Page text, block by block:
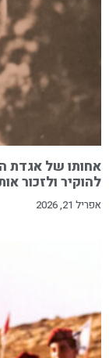
אחותו של אגדת
להוקיר ולזכור
אפריל 21, 2026